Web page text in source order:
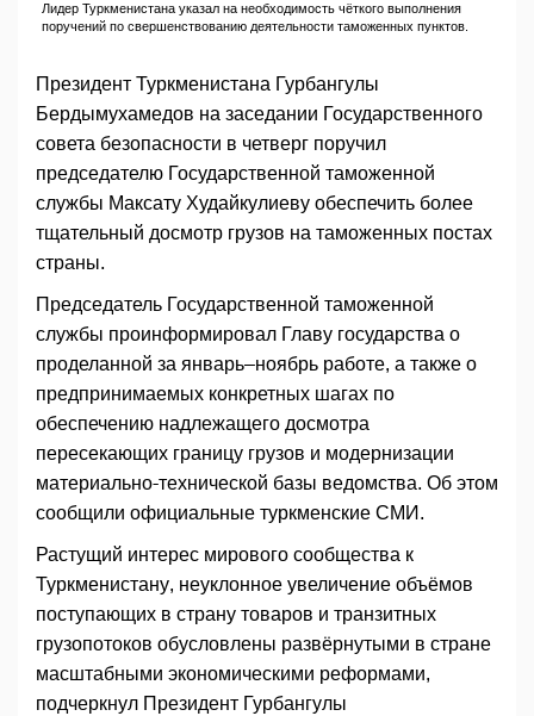
Лидер Туркменистана указал на необходимость чёткого выполнения
поручений по свершенствованию деятельности таможенных пунктов.
Президент Туркменистана Гурбангулы
Бердымухамедов на заседании Государственного
совета безопасности в четверг поручил
председателю Государственной таможенной
службы Максату Худайкулиеву обеспечить более
тщательный досмотр грузов на таможенных постах
страны.
Председатель Государственной таможенной
службы проинформировал Главу государства о
проделанной за январь–ноябрь работе, а также о
предпринимаемых конкретных шагах по
обеспечению надлежащего досмотра
пересекающих границу грузов и модернизации
материально-технической базы ведомства. Об этом
сообщили официальные туркменские СМИ.
Растущий интерес мирового сообщества к
Туркменистану, неуклонное увеличение объёмов
поступающих в страну товаров и транзитных
грузопотоков обусловлены развёрнутыми в стране
масштабными экономическими реформами,
подчеркнул Президент Гурбангулы